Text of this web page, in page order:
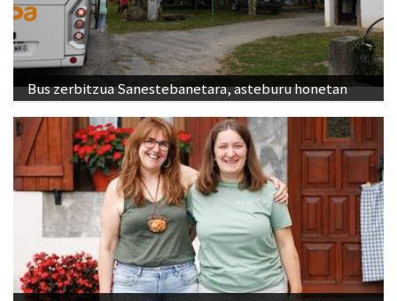
Bus zerbitzua Sanestebanetara, asteburu honetan